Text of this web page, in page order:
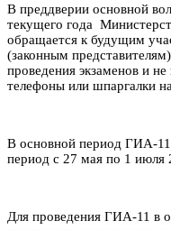
В преддверии основной
текущего года
обращается к будущим
(законным
проведения экзаменов и
телефоны или шпаргалки
В основной период ГИА-
период с 27 мая по 1 июля
Для проведения ГИА-11 в